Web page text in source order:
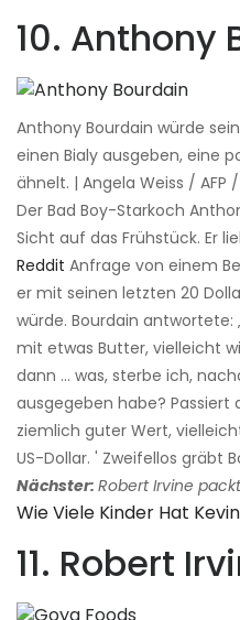
10. Anthony
Anthony Bourdain würde
einen Bialy ausgeben, eine
ähnelt. | Angela Weiss / AFP
Der Bad Boy-Starkoch
Sicht auf das Frühstück. Er
Reddit Anfrage von einem
er mit seinen letzten 20
würde. Bourdain antwortete:
mit etwas Butter, vielleicht
dann ... was, sterbe ich,
ausgegeben habe? Passiert
ziemlich guter Wert,
US-Dollar. ' Zweifellos gräbt
Nächster: Robert Irvine
Wie Viele Kinder Hat
11. Robert